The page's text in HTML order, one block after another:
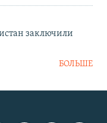
заключили
БОЛЬШЕ